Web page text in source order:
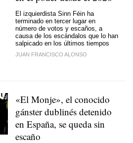
El izquierdista Sinn Féin ha
terminado en tercer lugar en
número de votos y escaños, a
causa de los escándalos que lo han
salpicado en los últimos tiempos
JUAN FRANCISCO ALONSO
«El Monje», el conocido
gánster dublinés detenido
en España, se queda sin
escaño